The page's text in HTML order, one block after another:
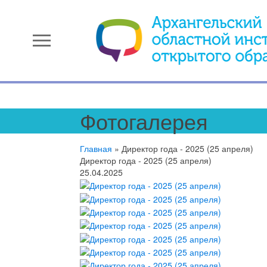
menu
Фотогалерея
Главная »Директор года - 2025 (25 апреля)
Директор года - 2025 (25 апреля)
25.04.2025